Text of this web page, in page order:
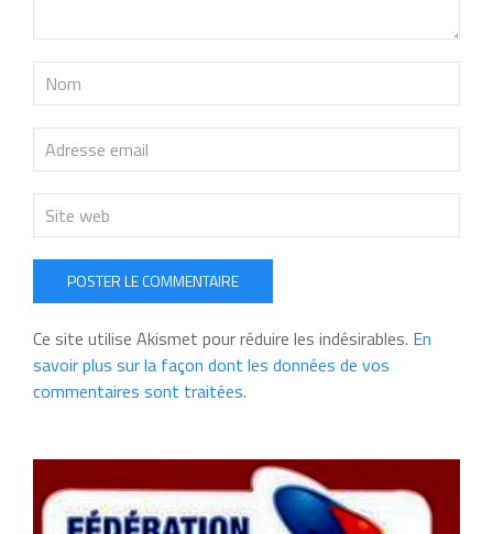
POSTER LE COMMENTAIRE
Ce site utilise Akismet pour réduire les indésirables. En
savoir plus sur la façon dont les données de vos
commentaires sont traitées.